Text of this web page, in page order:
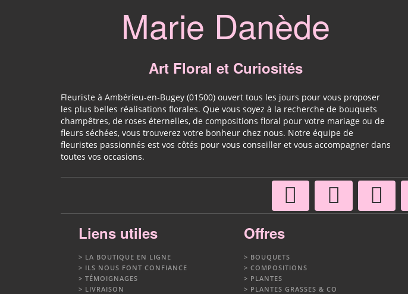
Marie Danède
Art Floral et Curiosités
Fleuriste à Ambérieu-en-Bugey (01500) ouvert tous les jours pour vous proposer
les plus belles réalisations florales. Que vous soyez à la recherche de bouquets
champêtres, de roses éternelles, de compositions floral pour votre mariage ou de
fleurs séchées, vous trouverez votre bonheur chez nous. Notre équipe de
fleuristes passionnés est vos côtés pour vous conseiller et vous accompagner dans
toutes vos occasions.
Liens utiles
LA BOUTIQUE EN LIGNE
ILS NOUS FONT CONFIANCE
TÉMOIGNAGES
LIVRAISON
Offres
BOUQUETS
COMPOSITIONS
PLANTES
PLANTES GRASSES & CO